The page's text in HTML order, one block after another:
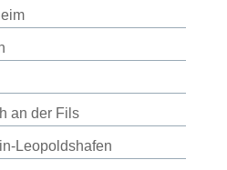
an der Fils
Leopoldshafen